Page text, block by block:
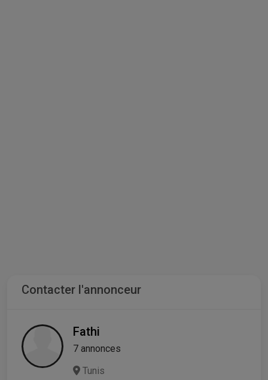
Contacter l'annonceur
Fathi
7 annonces
Tunis